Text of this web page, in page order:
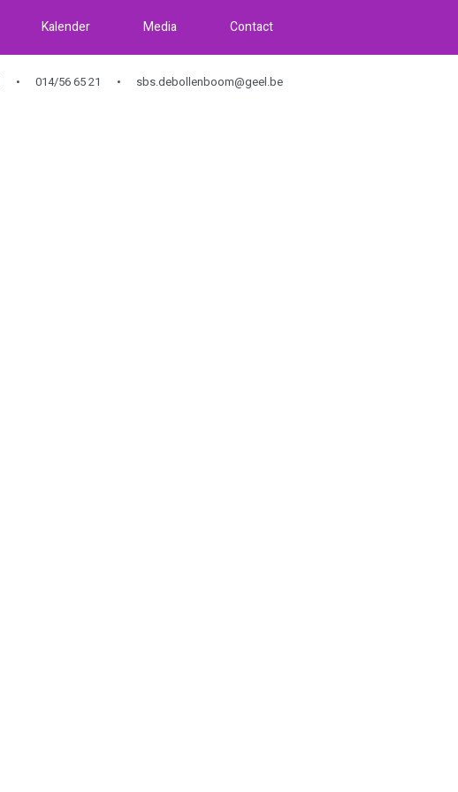
Kalender Media Contact
014/56 65 21 sbs.debollenboom@geel.be